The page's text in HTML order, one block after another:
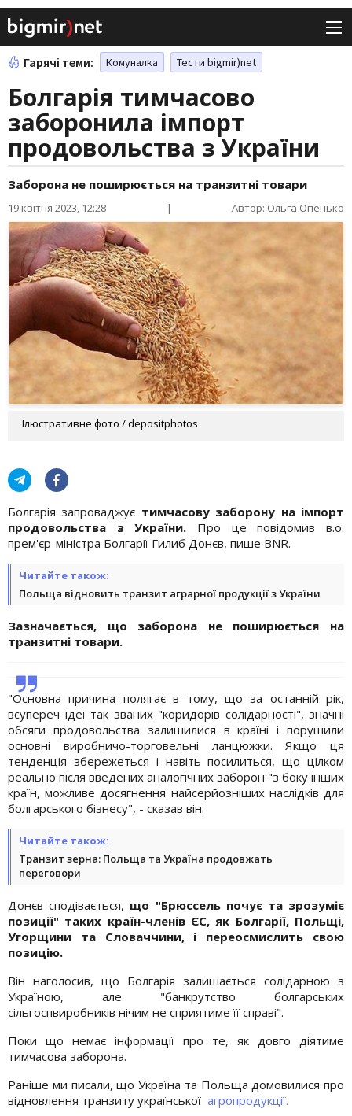
Гарячі теми: Комуналка Тести bigmir)net
Болгарія тимчасово
заборонила імпорт
продовольства з України
Заборона не поширюється на транзитні товари
19 квітня 2023, 12:28 | Автор: Ольга Опенько
Ілюстративне фото / depositphotos
Болгарія запроваджує тимчасову заборону на імпорт
продовольства з України. Про це повідомив в.о.
прем'єр-міністра Болгарії Гилиб Донєв, пише BNR.
Читайте також:
Польща відновить транзит аграрної продукції з України
Зазначається, що заборона не поширюється на
транзитні товари.
"Основна причина полягає в тому, що за останній рік,
всупереч ідеї так званих "коридорів солідарності", значні
обсяги продовольства залишилися в країні і порушили
основні виробничо-торговельні ланцюжки. Якщо ця
тенденція збережеться і навіть посилиться, що цілком
реально після введених аналогічних заборон "з боку інших
країн, можливе досягнення найсерйозніших наслідків для
болгарського бізнесу", - сказав він.
Читайте також:
Транзит зерна: Польща та Україна продовжать
переговори
Донєв сподівається, що "Брюссель почує та зрозуміє
позиції" таких країн-членів ЄС, як Болгарії, Польщі,
Угорщини та Словаччини, і переосмислить свою
позицію.
Він наголосив, що Болгарія залишається солідарною з
Україною, але "банкрутство болгарських
сільгоспвиробників нічим не сприятиме її справі".
Поки що немає інформації про те, як довго діятиме
тимчасова заборона.
Раніше ми писали, що Україна та Польща домовилися про
відновлення транзиту української агропродукції.